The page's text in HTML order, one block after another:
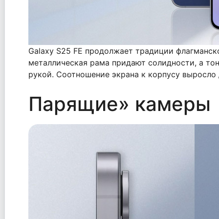
Galaxy S25 FE продолжает традиции
металлическая рама придают солидности, а
рукой. Соотношение экрана к корпусу
Парящие» камеры